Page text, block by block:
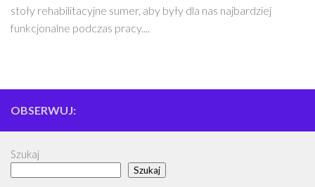
stoły rehabilitacyjne sumer, aby były dla nas najbardziej
funkcjonalne podczas pracy....
OBSERWUJ:
Szukaj
Szukaj